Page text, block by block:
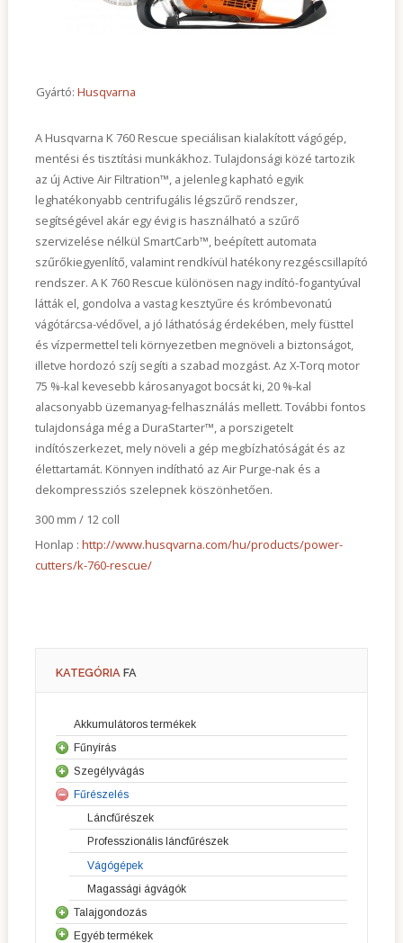
Gyártó: Husqvarna
A Husqvarna K 760 Rescue speciálisan kialakított vágógép,
mentési és tisztítási munkákhoz. Tulajdonsági közé tartozik
az új Active Air Filtration™, a jelenleg kapható egyik
leghatékonyabb centrifugális légszűrő rendszer,
segítségével akár egy évig is használható a szűrő
szervizelése nélkül SmartCarb™, beépített automata
szűrőkiegyenlítő, valamint rendkívül hatékony rezgéscsillapító
rendszer. A K 760 Rescue különösen nagy indító-fogantyúval
látták el, gondolva a vastag kesztyűre és krómbevonatú
vágótárcsa-védővel, a jó láthatóság érdekében, mely füsttel
és vízpermettel teli környezetben megnöveli a biztonságot,
illetve hordozó szíj segíti a szabad mozgást. Az X-Torq motor
75 %-kal kevesebb károsanyagot bocsát ki, 20 %-kal
alacsonyabb üzemanyag-felhasználás mellett. További fontos
tulajdonsága még a DuraStarter™, a porszigetelt
indítószerkezet, mely növeli a gép megbízhatóságát és az
élettartamát. Könnyen indítható az Air Purge-nak és a
dekompressziós szelepnek köszönhetően.
300 mm / 12 coll
Honlap : http://www.husqvarna.com/hu/products/power-
cutters/k-760-rescue/
KATEGÓRIA FA
Akkumulátoros termékek
Fűnyírás
Fűnyírók
Robot fűnyírók
Riderek
Elülső vágóasztalos fűnyírók
Kerti traktorok
Szegélyvágás
Sövényvágók
Fűkaszák
Szegélyvágók
Erdészeti tisztítófűrészek
Fűrészelés
Láncfűrészek
Professzionális láncfűrészek
Vágógépek
Magassági ágvágók
Talajgondozás
Kultivátorok
Egyéb termékek